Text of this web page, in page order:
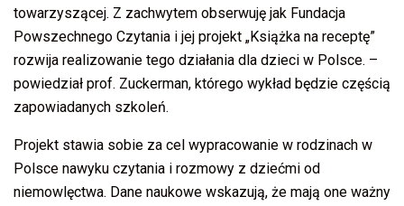
towarzyszącej. Z zachwytem obserwuję jak Fundacja
Powszechnego Czytania i jej projekt „Książka na receptę”
rozwija realizowanie tego działania dla dzieci w Polsce. –
powiedział prof. Zuckerman, którego wykład będzie częścią
zapowiadanych szkoleń.
Projekt stawia sobie za cel wypracowanie w rodzinach w
Polsce nawyku czytania i rozmowy z dziećmi od
niemowlęctwa. Dane naukowe wskazują, że mają one ważny